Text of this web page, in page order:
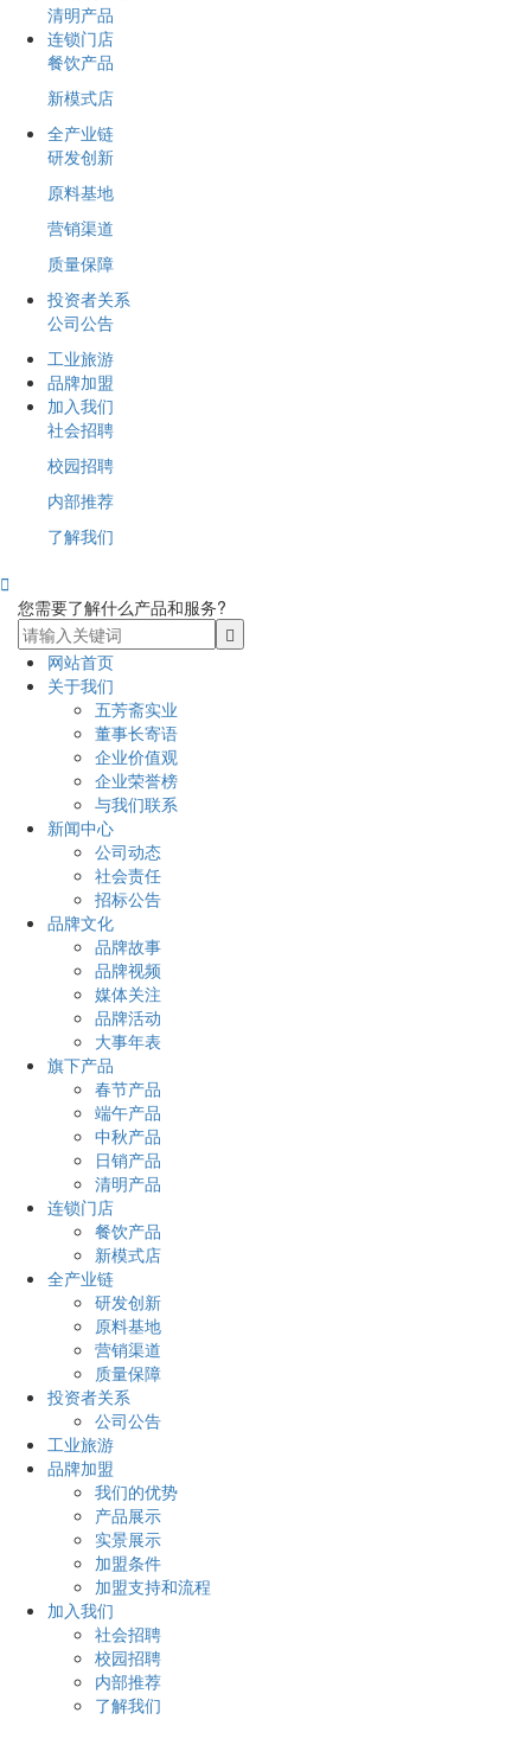
清明产品
连锁门店
餐饮产品
新模式店
全产业链
研发创新
原料基地
营销渠道
质量保障
投资者关系
公司公告
工业旅游
品牌加盟
加入我们
社会招聘
校园招聘
内部推荐
了解我们

您需要了解什么产品和服务?
网站首页
关于我们
五芳斋实业
董事长寄语
企业价值观
企业荣誉榜
与我们联系
新闻中心
公司动态
社会责任
招标公告
品牌文化
品牌故事
品牌视频
媒体关注
品牌活动
大事年表
旗下产品
春节产品
端午产品
中秋产品
日销产品
清明产品
连锁门店
餐饮产品
新模式店
全产业链
研发创新
原料基地
营销渠道
质量保障
投资者关系
公司公告
工业旅游
品牌加盟
我们的优势
产品展示
实景展示
加盟条件
加盟支持和流程
加入我们
社会招聘
校园招聘
内部推荐
了解我们